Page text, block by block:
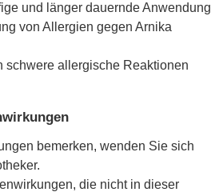
und länger dauernde Anwendung
von Allergien gegen Arnika
schwere allergische Reaktionen
bemerken, wenden Sie sich
die nicht in dieser